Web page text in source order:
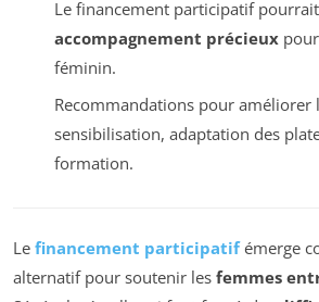
Le financement participatif
accompagnement précieuxpour
féminin.
Recommandations pour améliorer
sensibilisation, adaptation des
formation.
Le financement participatifémerge
alternatif pour soutenir les femmes